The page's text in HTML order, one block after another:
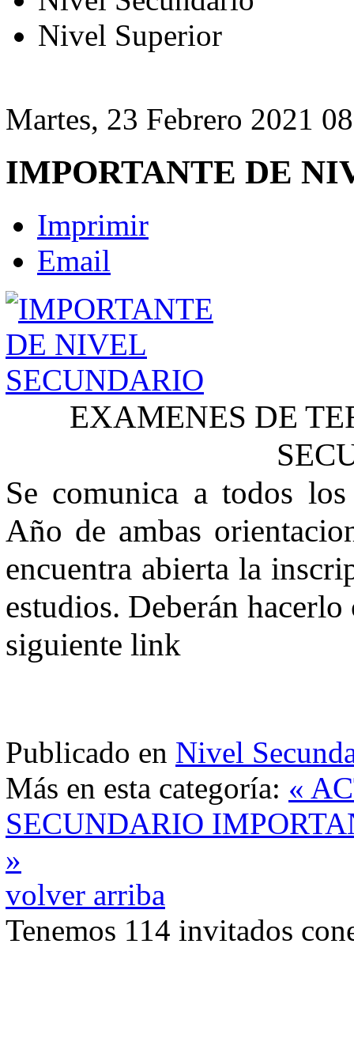
Nivel Superior
Martes, 23 Febrero 2021
IMPORTANTE DE
Imprimir
Email
EXAMENES DE
Se comunica a todos
Año de ambas
encuentra abierta la
estudios. Deberán
siguiente link
Publicado en Nivel
Más en esta categoría: «
SECUNDARIO
»
volver arriba
Tenemos 114 invitados